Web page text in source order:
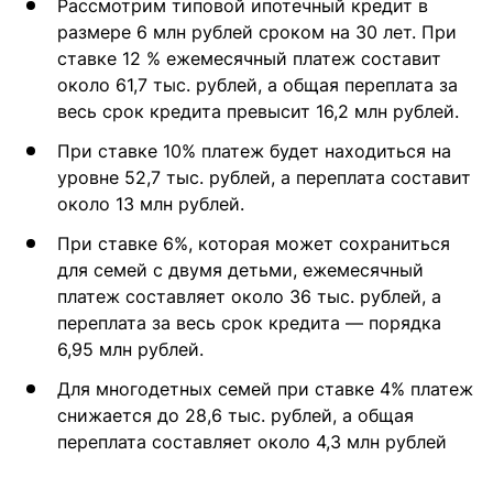
Рассмотрим типовой ипотечный кредит в
размере 6 млн рублей сроком на 30 лет. При
ставке 12 % ежемесячный платеж составит
около 61,7 тыс. рублей, а общая переплата за
весь срок кредита превысит 16,2 млн рублей.
При ставке 10% платеж будет находиться на
уровне 52,7 тыс. рублей, а переплата составит
около 13 млн рублей.
При ставке 6%, которая может сохраниться
для семей с двумя детьми, ежемесячный
платеж составляет около 36 тыс. рублей, а
переплата за весь срок кредита — порядка
6,95 млн рублей.
Для многодетных семей при ставке 4% платеж
снижается до 28,6 тыс. рублей, а общая
переплата составляет около 4,3 млн рублей